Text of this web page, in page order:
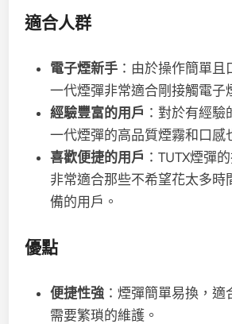
適合人群
電子煙新手 ：由於操作簡單且
一代煙彈非常適合剛接觸電子
經驗豐富的用戶 ：對於有經驗
一代煙彈的高品質煙霧和口感
喜歡便捷的用戶 ：TUTX煙彈
非常適合那些不希望花太多時
備的用戶。
優點
便捷性強 ：煙彈簡單易換，
需要繁瑣的維護。